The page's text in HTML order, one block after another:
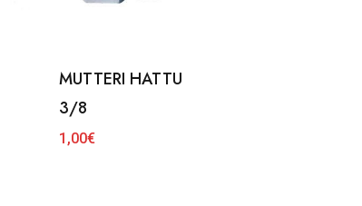
MUTTERI HATTU
3/8
1,00€